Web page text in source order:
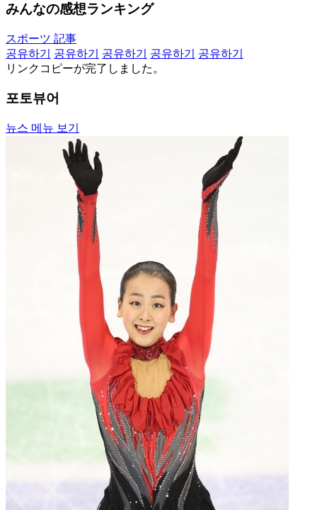
みんなの感想ランキング
スポーツ 記事
공유하기
공유하기 공유하기 공유하기
공유하기
リンクコピーが完了しました。
포토뷰어
뉴스 메뉴 보기